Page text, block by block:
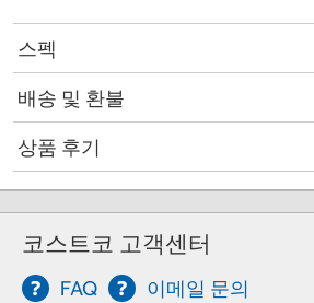
스펙
배송 및 환불
상품 후기
코스트코 고객센터
FAQ 이메일 문의